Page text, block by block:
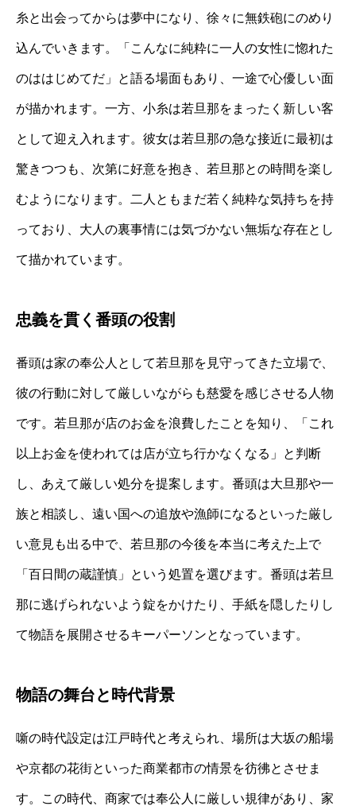
糸と出会ってからは夢中になり、徐々に無鉄砲にのめり
込んでいきます。「こんなに純粋に一人の女性に惚れた
のははじめてだ」と語る場面もあり、一途で心優しい面
が描かれます。一方、小糸は若旦那をまったく新しい客
として迎え入れます。彼女は若旦那の急な接近に最初は
驚きつつも、次第に好意を抱き、若旦那との時間を楽し
むようになります。二人ともまだ若く純粋な気持ちを持
っており、大人の裏事情には気づかない無垢な存在とし
て描かれています。
忠義を貫く番頭の役割
番頭は家の奉公人として若旦那を見守ってきた立場で、
彼の行動に対して厳しいながらも慈愛を感じさせる人物
です。若旦那が店のお金を浪費したことを知り、「これ
以上お金を使われては店が立ち行かなくなる」と判断
し、あえて厳しい処分を提案します。番頭は大旦那や一
族と相談し、遠い国への追放や漁師になるといった厳し
い意見も出る中で、若旦那の今後を本当に考えた上で
「百日間の蔵謹慎」という処置を選びます。番頭は若旦
那に逃げられないよう錠をかけたり、手紙を隠したりし
て物語を展開させるキーパーソンとなっています。
物語の舞台と時代背景
噺の時代設定は江戸時代と考えられ、場所は大坂の船場
や京都の花街といった商業都市の情景を彷彿とさせま
す。この時代、商家では奉公人に厳しい規律があり、家